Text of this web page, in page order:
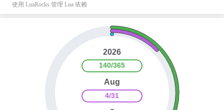
使用 LuaRocks 管理 Lua 依赖